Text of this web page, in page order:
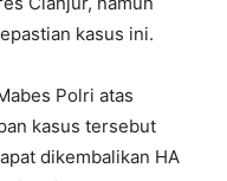
kasus ini.
Polri atas
kasus tersebut
dikembalikan HA